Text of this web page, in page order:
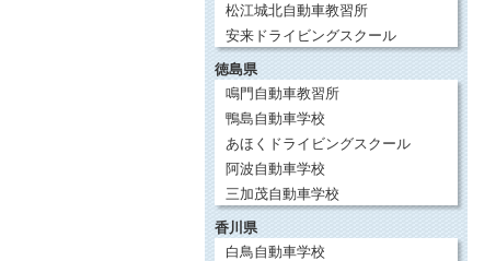
松江城北自動車教習所
安来ドライビングスクール
徳島県
鳴門自動車教習所
鴨島自動車学校
あほくドライビングスクール
阿波自動車学校
三加茂自動車学校
香川県
白鳥自動車学校